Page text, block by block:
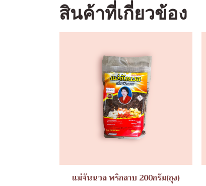
สินค้าที่เกี่ยวข้อง
แม่จันนวล พริกลาบ 200กรัม(ถุง)